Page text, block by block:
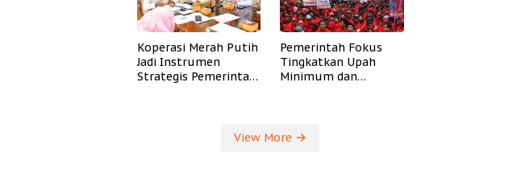
Koperasi Merah Putih
Jadi Instrumen
Strategis Pemerintah
Pemerintah Fokus
Tingkatkan Upah
Minimum dan
View More